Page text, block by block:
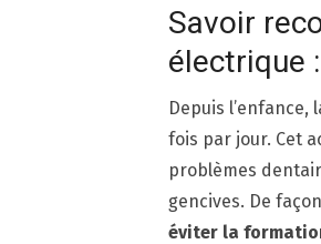
Savoir
électrique :
Depuis
fois par jour. Cet
problèmes
gencives. De
éviter la